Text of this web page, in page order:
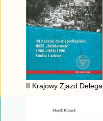
II Krajowy Zjazd